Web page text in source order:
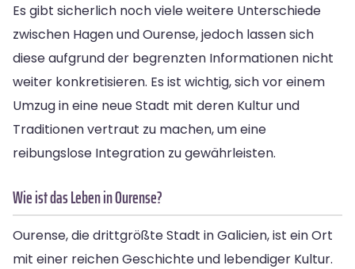
Es gibt sicherlich noch viele weitere Unterschiede
zwischen Hagen und Ourense, jedoch lassen sich
diese aufgrund der begrenzten Informationen nicht
weiter konkretisieren. Es ist wichtig, sich vor einem
Umzug in eine neue Stadt mit deren Kultur und
Traditionen vertraut zu machen, um eine
reibungslose Integration zu gewährleisten.
Wie ist das Leben in Ourense?
Ourense, die drittgrößte Stadt in Galicien, ist ein Ort
mit einer reichen Geschichte und lebendiger Kultur.